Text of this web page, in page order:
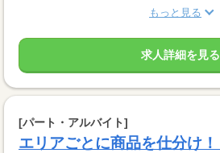
もっと見る
求人詳細を見る
[パート・アルバイト]
エリアごとに商品を仕分け